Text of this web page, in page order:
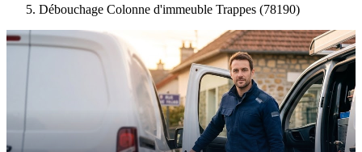
Débouchage Colonne d'immeuble Trappes (78190)